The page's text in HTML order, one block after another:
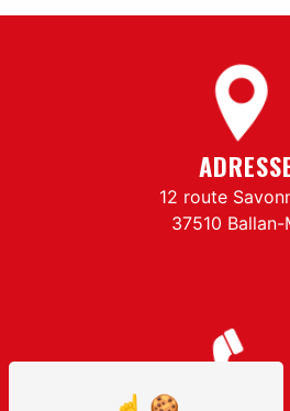
12 route
37510 Ballan-